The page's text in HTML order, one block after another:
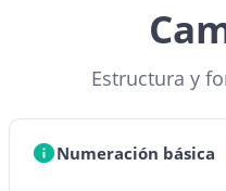
Estructura y
Numeración básica